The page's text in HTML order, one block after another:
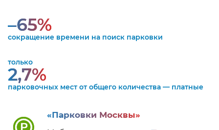
–65%
сокращение времени на поиск парковки
только
2,7%
парковочных мест от общего количества — платные
«Парковки Москвы»